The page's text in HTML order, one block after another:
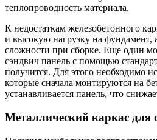
теплопроводность материала.
К недостаткам железобетонного
и высокую нагрузку на фундамент,
сложности при сборке. Еще один
сэндвич панель с помощью
получится. Для этого необходимо
которые сначала монтируются на
устанавливается панель, что
Металлический каркас для